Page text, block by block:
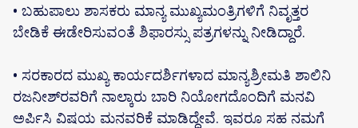
• ಬಹುಪಾಲು ಶಾಸಕರು ಮಾನ್ಯ ಮುಖ್ಯಮಂತ್ರಿಗಳಿಗೆ ನಿವೃತ್ತರ
ಬೇಡಿಕೆ ಈಡೇರಿಸುವಂತೆ ಶಿಫಾರಸ್ಸು ಪತ್ರಗಳನ್ನು ನೀಡಿದ್ದಾರೆ.
• ಸರಕಾರದ ಮುಖ್ಯ ಕಾರ್ಯದರ್ಶಿಗಳಾದ ಮಾನ್ಯಶ್ರೀಮತಿ ಶಾಲಿನಿ
ರಜನೀಶ್‌ರವರಿಗೆ ನಾಲ್ಕಾರು ಬಾರಿ ನಿಯೋಗದೊಂದಿಗೆ ಮನವಿ
ಅರ್ಪಿಸಿ ವಿಷಯ ಮನವರಿಕೆ ಮಾಡಿದ್ದೇವೆ. ಇವರೂ ಸಹ ನಮಗೆ